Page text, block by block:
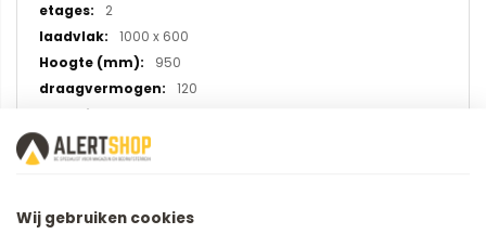
2
1000 x 600
950
120
TPE rubber
Wij gebruiken cookies